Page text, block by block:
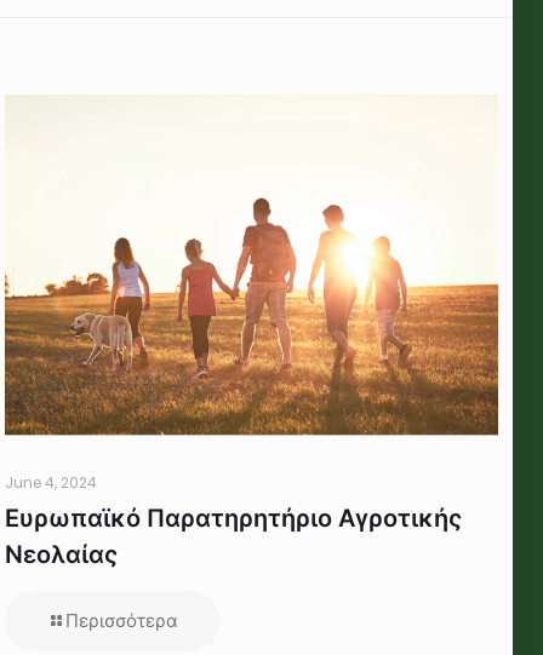
June 4, 2024
Ευρωπαϊκό Παρατηρητήριο Αγροτικής
Νεολαίας
Περισσότερα